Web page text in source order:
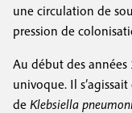
une circulation de
pression de
Au début des années
univoque. Il
de Klebsiella